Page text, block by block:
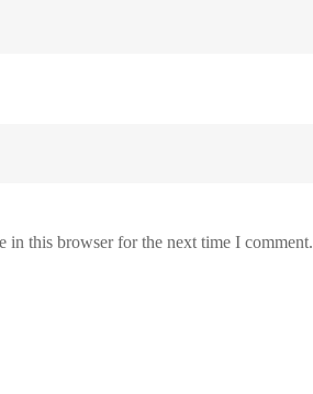
in this browser for the next time I comment.